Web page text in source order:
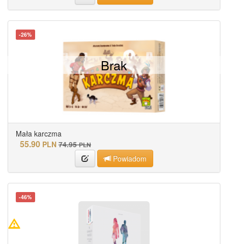
-26%
Mała karczma
55.90 PLN 74.95 PLN
Powiadom
Brak
-46%